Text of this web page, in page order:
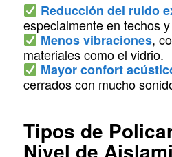
Reducción del ruido
especialmente en techos
Menos vibraciones,
materiales como el vidrio.
Mayor confort
cerrados con mucho
Tipos de
Nivel de